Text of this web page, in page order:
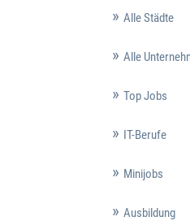
Alle Städte
Alle
Top Jobs
IT-Berufe
Minijobs
Ausbildung